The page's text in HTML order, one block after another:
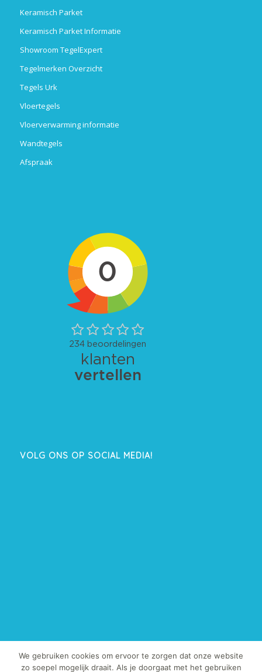
Keramisch Parket
Keramisch Parket Informatie
Showroom TegelExpert
Tegelmerken Overzicht
Tegels Urk
Vloertegels
Vloerverwarming informatie
Wandtegels
Afspraak
VOLG ONS OP SOCIAL MEDIA!
We gebruiken cookies om ervoor te zorgen dat onze website
zo soepel mogelijk draait. Als je doorgaat met het gebruiken